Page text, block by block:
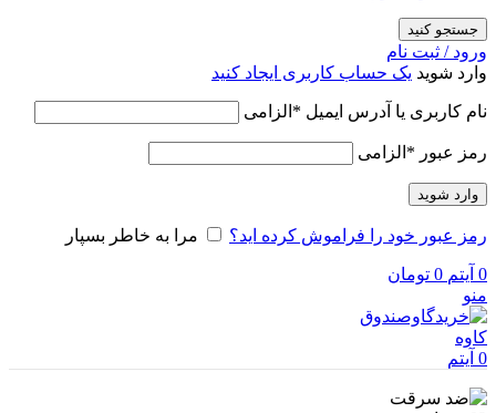
جستجو کنید
ورود / ثبت نام
وارد شوید یک حساب کاربری ایجاد کنید
نام کاربری یا آدرس ایمیل * الزامی
رمز عبور * الزامی
وارد شوید
رمز عبور خود را فراموش کرده اید؟ مرا به خاطر بسپار
0 آیتم 0 تومان
منو
0 آیتم